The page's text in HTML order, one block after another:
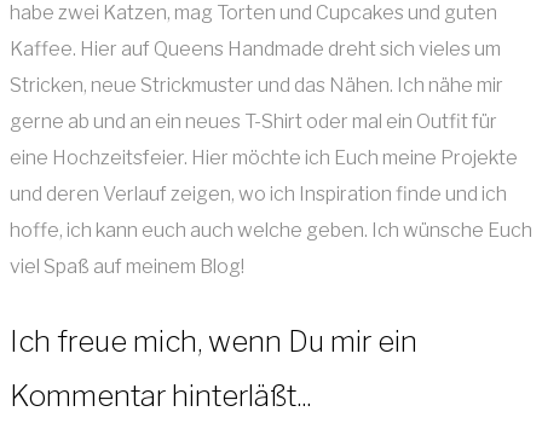
habe zwei Katzen, mag Torten und Cupcakes und guten
Kaffee. Hier auf Queens Handmade dreht sich vieles um
Stricken, neue Strickmuster und das Nähen. Ich nähe mir
gerne ab und an ein neues T-Shirt oder mal ein Outfit für
eine Hochzeitsfeier. Hier möchte ich Euch meine Projekte
und deren Verlauf zeigen, wo ich Inspiration finde und ich
hoffe, ich kann euch auch welche geben. Ich wünsche Euch
viel Spaß auf meinem Blog!
Ich freue mich, wenn Du mir ein
Kommentar hinterläßt...